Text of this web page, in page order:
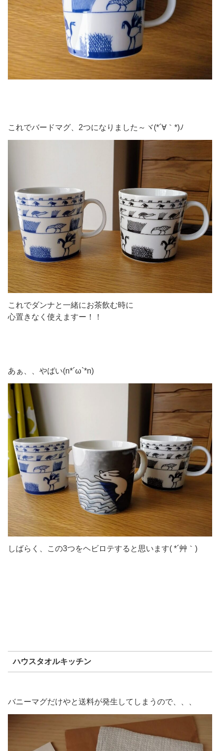
これでバードマグ、2つになりました～ヾ(*´∀｀*)ﾉ
これでダンナと一緒にお茶飲む時に
心置きなく使えますー！！
あぁ、、やばい(n*´ω`*n)
しばらく、この3つをヘビロテすると思います( *´艸｀)
ハウスタオルキッチン
バニーマグだけやと送料が発生してしまうので、、、